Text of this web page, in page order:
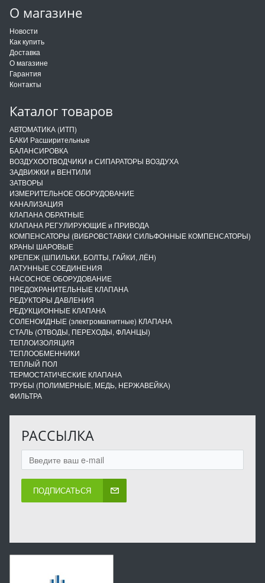
О магазине
Новости
Как купить
Доставка
О магазине
Гарантия
Контакты
Каталог товаров
АВТОМАТИКА (ИТП)
БАКИ Расширительные
БАЛАНСИРОВКА
ВОЗДУХООТВОДЧИКИ и СИПАРАТОРЫ ВОЗДУХА
ЗАДВИЖКИ и ВЕНТИЛИ
ЗАТВОРЫ
ИЗМЕРИТЕЛЬНОЕ ОБОРУДОВАНИЕ
КАНАЛИЗАЦИЯ
КЛАПАНА ОБРАТНЫЕ
КЛАПАНА РЕГУЛИРУЮЩИЕ и ПРИВОДА
КОМПЕНСАТОРЫ (ВИБРОВСТАВКИ СИЛЬФОННЫЕ КОМПЕНСАТОРЫ)
КРАНЫ ШАРОВЫЕ
КРЕПЕЖ (ШПИЛЬКИ, БОЛТЫ, ГАЙКИ, ЛЁН)
ЛАТУННЫЕ СОЕДИНЕНИЯ
НАСОСНОЕ ОБОРУДОВАНИЕ
ПРЕДОХРАНИТЕЛЬНЫЕ КЛАПАНА
РЕДУКТОРЫ ДАВЛЕНИЯ
РЕДУКЦИОННЫЕ КЛАПАНА
СОЛЕНОИДНЫЕ (электромагнитные) КЛАПАНА
СТАЛЬ (ОТВОДЫ, ПЕРЕХОДЫ, ФЛАНЦЫ)
ТЕПЛОИЗОЛЯЦИЯ
ТЕПЛООБМЕННИКИ
ТЕПЛЫЙ ПОЛ
ТЕРМОСТАТИЧЕСКИЕ КЛАПАНА
ТРУБЫ (ПОЛИМЕРНЫЕ, МЕДЬ, НЕРЖАВЕЙКА)
ФИЛЬТРА
РАССЫЛКА
ПОДПИСАТЬСЯ